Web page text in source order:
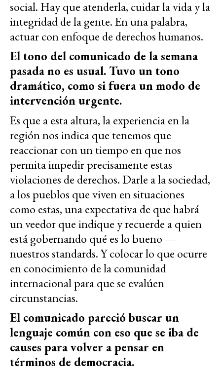
social. Hay que atenderla, cuidar la vida y la
integridad de la gente. En una palabra,
actuar con enfoque de derechos humanos.
El tono del comunicado de la semana
pasada no es usual. Tuvo un tono
dramático, como si fuera un modo de
intervención urgente.
Es que a esta altura, la experiencia en la
región nos indica que tenemos que
reaccionar con un tiempo en que nos
permita impedir precisamente estas
violaciones de derechos. Darle a la sociedad,
a los pueblos que viven en situaciones
como estas, una expectativa de que habrá
un veedor que indique y recuerde a quien
está gobernando qué es lo bueno —
nuestros standards. Y colocar lo que ocurre
en conocimiento de la comunidad
internacional para que se evalúen
circunstancias.
El comunicado pareció buscar un
lenguaje común con eso que se iba de
causes para volver a pensar en
términos de democracia.